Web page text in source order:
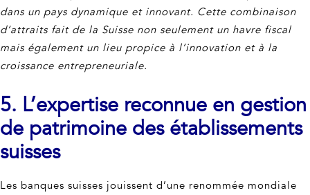
dans un pays dynamique et innovant. Cette combinaison
d’attraits fait de la Suisse non seulement un havre fiscal
mais également un lieu propice à l’innovation et à la
croissance entrepreneuriale.
5. L’expertise reconnue en gestion
de patrimoine des établissements
suisses
Les banques suisses jouissent d’une renommée mondiale